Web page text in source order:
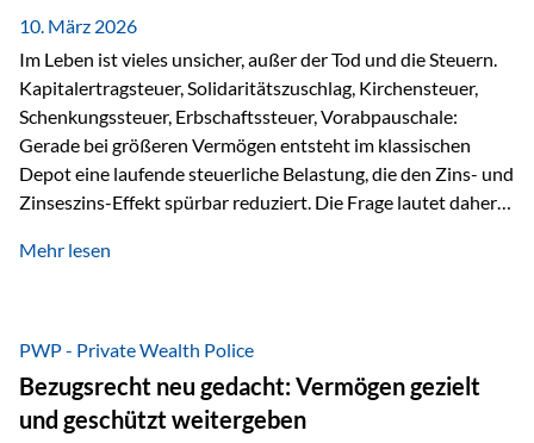
Webinare nun für die…
10. März 2026
Im Leben ist vieles unsicher, außer der Tod und die Steuern.
Kapitalertragsteuer, Solidaritätszuschlag, Kirchensteuer,
Schenkungssteuer, Erbschaftssteuer, Vorabpauschale:
Gerade bei größeren Vermögen entsteht im klassischen
Depot eine laufende steuerliche Belastung, die den Zins- und
Zinseszins-Effekt spürbar reduziert. Die Frage lautet daher:
nicht laufend Kapital entziehen – sondern möglichst lange im
Privatdepot fallen an: Abgeltungssteuer Fondsbesteuerung
(Vorabpauschale, Teilfreistellung) Kein steuerlicher Abzug
der Vermögensverwaltungs-Gebühren /
Depotbankgebühren Jährliches Steuerreporting erforderlich
Mehr lesen
PWP - Private Wealth Police
Bezugsrecht neu gedacht: Vermögen gezielt
und geschützt weitergeben